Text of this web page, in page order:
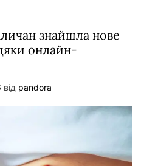
знайшла нове
онлайн-
від pandora